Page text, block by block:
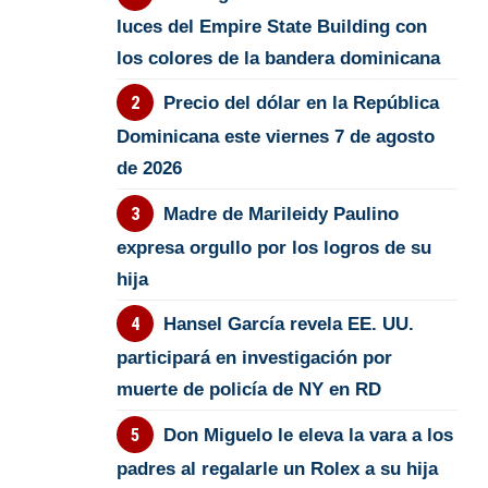
luces del Empire State Building con
los colores de la bandera dominicana
Precio del dólar en la República
Dominicana este viernes 7 de agosto
de 2026
Madre de Marileidy Paulino
expresa orgullo por los logros de su
hija
Hansel García revela EE. UU.
participará en investigación por
muerte de policía de NY en RD
Don Miguelo le eleva la vara a los
padres al regalarle un Rolex a su hija